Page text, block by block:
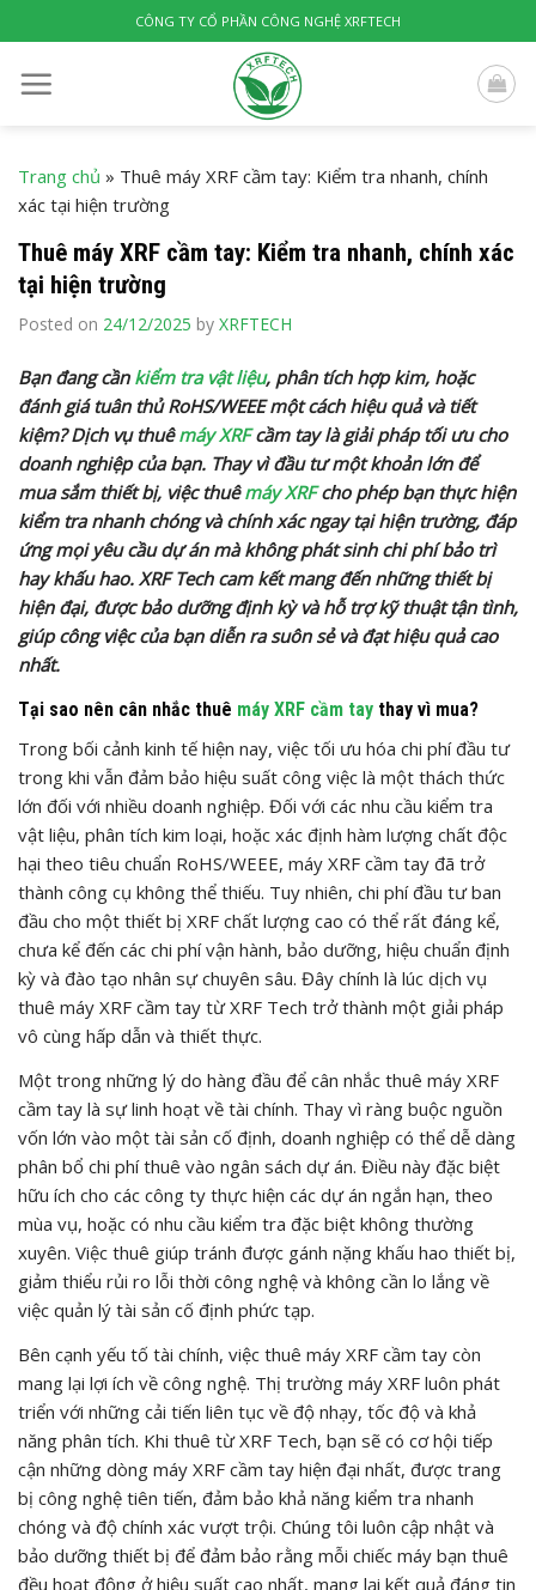
to
content
CÔNG TY CỔ PHẦN CÔNG NGHỆ XRFTECH
Trang chủ » Thuê máy XRF cầm tay: Kiểm tra nhanh, chính
xác tại hiện trường
Thuê máy XRF cầm tay: Kiểm tra nhanh, chính xác
tại hiện trường
Posted on 24/12/2025 by XRFTECH
Bạn đang cần kiểm tra vật liệu, phân tích hợp kim, hoặc
đánh giá tuân thủ RoHS/WEEE một cách hiệu quả và tiết
kiệm? Dịch vụ thuêmáy XRFcầm tay là giải pháp tối ưu cho
doanh nghiệp của bạn. Thay vì đầu tư một khoản lớn để
mua sắm thiết bị, việc thuêmáy XRFcho phép bạn thực hiện
kiểm tra nhanh chóng và chính xác ngay tại hiện trường, đáp
ứng mọi yêu cầu dự án mà không phát sinh chi phí bảo trì
hay khấu hao. XRF Tech cam kết mang đến những thiết bị
hiện đại, được bảo dưỡng định kỳ và hỗ trợ kỹ thuật tận tình,
giúp công việc của bạn diễn ra suôn sẻ và đạt hiệu quả cao
nhất.
Tại sao nên cân nhắc thuê máy XRF cầm tay thay vì mua?
Trong bối cảnh kinh tế hiện nay, việc tối ưu hóa chi phí đầu tư
trong khi vẫn đảm bảo hiệu suất công việc là một thách thức
lớn đối với nhiều doanh nghiệp. Đối với các nhu cầu kiểm tra
vật liệu, phân tích kim loại, hoặc xác định hàm lượng chất độc
hại theo tiêu chuẩn RoHS/WEEE, máy XRF cầm tay đã trở
thành công cụ không thể thiếu. Tuy nhiên, chi phí đầu tư ban
đầu cho một thiết bị XRF chất lượng cao có thể rất đáng kể,
chưa kể đến các chi phí vận hành, bảo dưỡng, hiệu chuẩn định
kỳ và đào tạo nhân sự chuyên sâu. Đây chính là lúc dịch vụ
thuê máy XRF cầm tay từ XRF Tech trở thành một giải pháp
vô cùng hấp dẫn và thiết thực.
Một trong những lý do hàng đầu để cân nhắc thuê máy XRF
cầm tay là sự linh hoạt về tài chính. Thay vì ràng buộc nguồn
vốn lớn vào một tài sản cố định, doanh nghiệp có thể dễ dàng
phân bổ chi phí thuê vào ngân sách dự án. Điều này đặc biệt
hữu ích cho các công ty thực hiện các dự án ngắn hạn, theo
mùa vụ, hoặc có nhu cầu kiểm tra đặc biệt không thường
xuyên. Việc thuê giúp tránh được gánh nặng khấu hao thiết bị,
giảm thiểu rủi ro lỗi thời công nghệ và không cần lo lắng về
việc quản lý tài sản cố định phức tạp.
Bên cạnh yếu tố tài chính, việc thuê máy XRF cầm tay còn
mang lại lợi ích về công nghệ. Thị trường máy XRF luôn phát
triển với những cải tiến liên tục về độ nhạy, tốc độ và khả
năng phân tích. Khi thuê từ XRF Tech, bạn sẽ có cơ hội tiếp
cận những dòng máy XRF cầm tay hiện đại nhất, được trang
bị công nghệ tiên tiến, đảm bảo khả năng kiểm tra nhanh
chóng và độ chính xác vượt trội. Chúng tôi luôn cập nhật và
bảo dưỡng thiết bị để đảm bảo rằng mỗi chiếc máy bạn thuê
đều hoạt động ở hiệu suất cao nhất, mang lại kết quả đáng tin